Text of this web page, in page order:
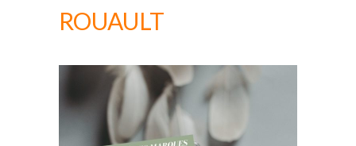
ROUAULT